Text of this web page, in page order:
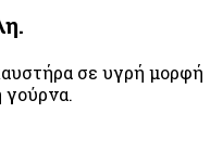
σε υγρή μορφή
γούρνα.